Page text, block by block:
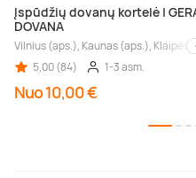
Įspūdžių dovanų kortelė |
DOVANA
Vilnius (aps.), Kaunas (aps.),
5,00 (84)
1-3 asm.
Nuo 10,00 €